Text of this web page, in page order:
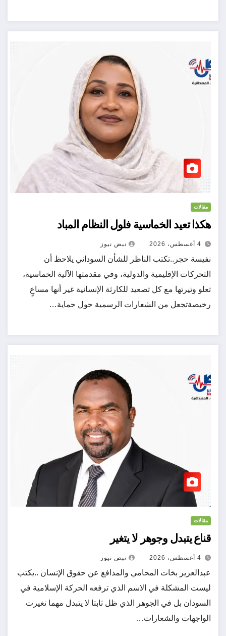
مقالات
هكذا تعيد الخماسية فلول النظام المباد
4 أغسطس، 2026 نبض نيوز
نفيسة حجر..تكتب ​الناظر للشأن السوداني يلاحظ أن
التحركات الإقليمية والدولية، وفي مقدمتها الآلية الخماسية،
تعلو وتيرتها مع كل تصعيد للكارثة الإنسانية غير أنها مساعٍ
رخيصةتجعل من الشعارات الرسمية حول حماية…
مقالات
قناع يتبدل وجوهر لا يتغير
4 أغسطس، 2026 نبض نيوز
عبدالعزير بخات المحامي والمدافع عن حقوق الإنسان ..يكتب
ليست المشكلة في الاسم الذي ترفعه الحركة الإسلامية في
السودان بل في الجوهر الذي ظل ثابتا لا يتبدل مهما تغيرت
الواجهات والشعارات…